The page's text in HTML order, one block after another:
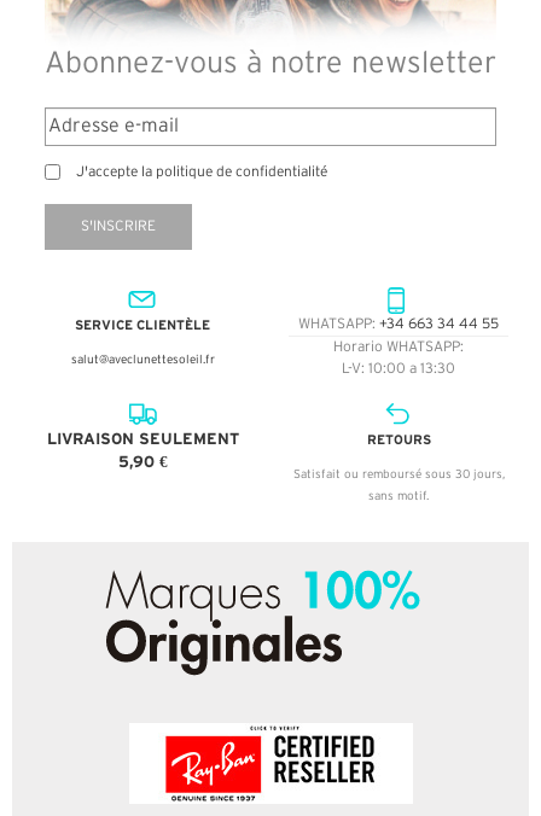
Abonnez-vous à notre newsletter
J'accepte la politique de confidentialité
S'INSCRIRE
SERVICE CLIENTÈLE
salut@aveclunettesoleil.fr
WHATSAPP: +34 663 34 44 55
Horario WHATSAPP:
L-V: 10:00 a 13:30
LIVRAISON SEULEMENT
5,90 €
RETOURS
Satisfait ou remboursé sous 30 jours,
sans motif.